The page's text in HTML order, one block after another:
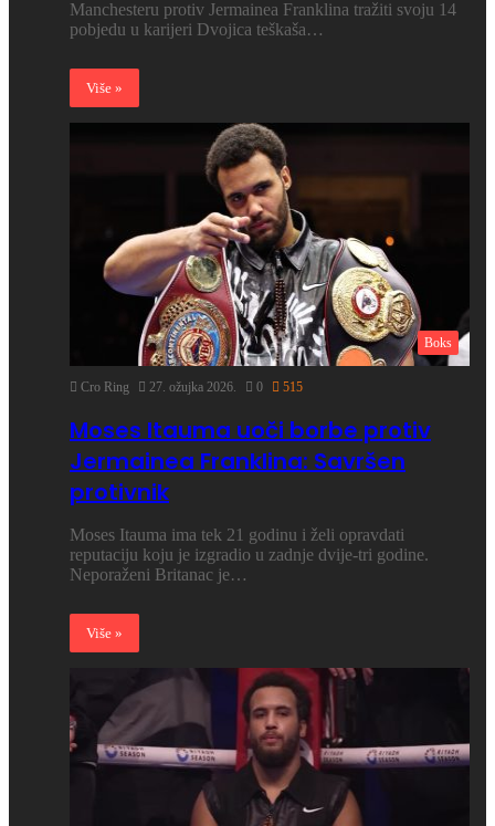
Manchesteru protiv Jermainea Franklina tražiti svoju 14
pobjedu u karijeri Dvojica teškaša…
Više »
Boks
Cro Ring 27. ožujka 2026. 0 515
Moses Itauma uoči borbe protiv
Jermainea Franklina: Savršen
protivnik
Moses Itauma ima tek 21 godinu i želi opravdati
reputaciju koju je izgradio u zadnje dvije-tri godine.
Neporaženi Britanac je…
Više »